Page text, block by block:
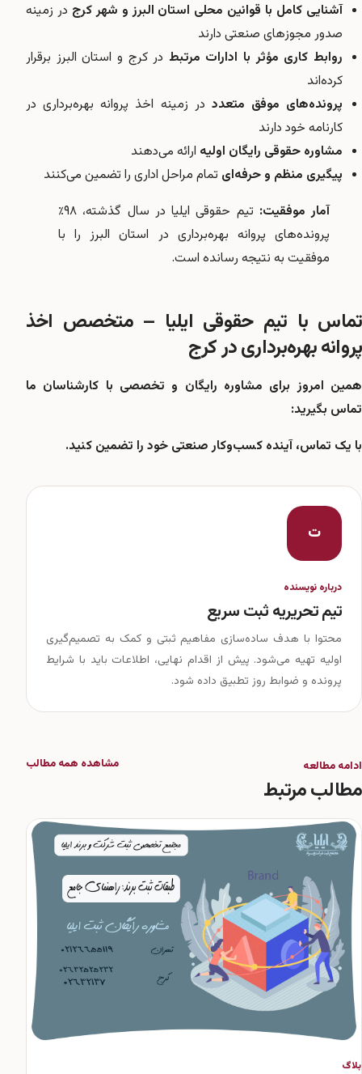
آشنایی کامل با قوانین محلی استان البرز و شهر کرج در زمینه
صدور مجوزهای صنعتی دارند
روابط کاری مؤثر با ادارات مرتبط در کرج و استان البرز برقرار
کرده‌اند
پرونده‌های موفق متعدد در زمینه اخذ پروانه بهره‌برداری در
کارنامه خود دارند
مشاوره حقوقی رایگان اولیه ارائه می‌دهند
پیگیری منظم و حرفه‌ای تمام مراحل اداری را تضمین می‌کنند
آمار موفقیت:
تیم حقوقی ایلیا در سال گذشته، ۹۸٪
پرونده‌های پروانه بهره‌برداری در استان البرز را با
موفقیت به نتیجه رسانده است.
تماس با تیم حقوقی ایلیا – متخصص اخذ
پروانه بهره‌برداری در کرج
همین امروز برای مشاوره رایگان و تخصصی با کارشناسان ما
تماس بگیرید:
با یک تماس، آینده کسب‌وکار صنعتی خود را تضمین کنید.
ت
درباره نویسنده
تیم تحریریه ثبت سریع
محتوا با هدف ساده‌سازی مفاهیم ثبتی و کمک به تصمیم‌گیری
اولیه تهیه می‌شود. پیش از اقدام نهایی، اطلاعات باید با شرایط
پرونده و ضوابط روز تطبیق داده شود.
ادامه مطالعه
مطالب مرتبط
مشاهده همه مطالب
بلاگ